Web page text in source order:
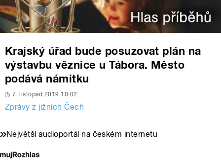
Krajský úřad bude posuzovat plán na
výstavbu věznice u Tábora. Město
podává námitku
7. listopad 2019 10:02
Zprávy z jižních Čech
Největší audioportál na českém internetu